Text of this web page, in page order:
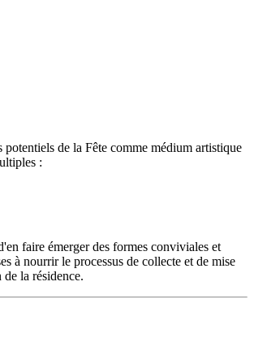
de la Fête comme médium artistique
:
faire émerger des formes conviviales et
à nourrir le processus de collecte et de mise
la résidence.